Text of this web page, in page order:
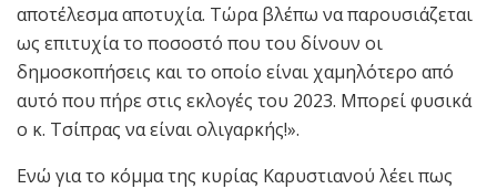
αποτέλεσμα αποτυχία. Τώρα βλέπω να παρουσιάζεται
ως επιτυχία το ποσοστό που του δίνουν οι
δημοσκοπήσεις και το οποίο είναι χαμηλότερο από
αυτό που πήρε στις εκλογές του 2023. Μπορεί φυσικά
ο κ. Τσίπρας να είναι ολιγαρκής!».
Ενώ για το κόμμα της κυρίας Καρυστιανού λέει πως